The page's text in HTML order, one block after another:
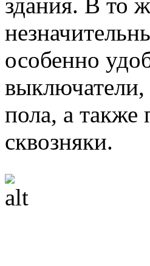
особенно
пола, а
сквозняки.